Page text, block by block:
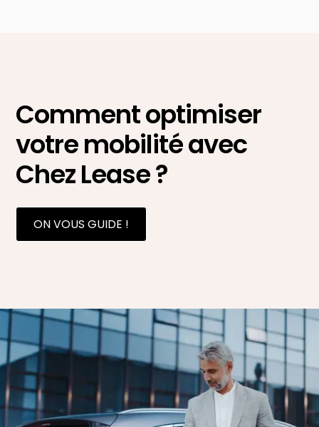
Comment optimiser
votre mobilité avec
Chez Lease ?
ON VOUS GUIDE !